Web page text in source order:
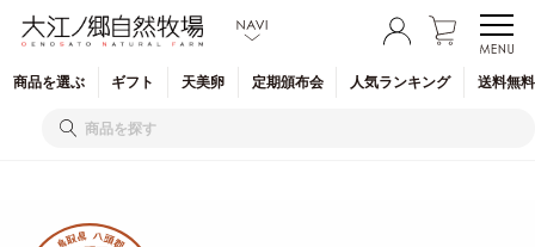
商品を選ぶ ギフト 天美卵 定期頒布会 人気ランキング 送料無